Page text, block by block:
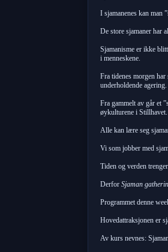
I sjamanenes kan man
De store sjamaner har
Sjamanisme er ikke
i menneskene.
Fra tidenes morgen
underholdende agering.
Fra gammelt av går et
øykulturene i
Alle kan lære seg
Vi som jobber med
Tiden og verden
Derfor Sjaman
Programmet denne
Hovedattraksjonen er
Av kurs nevnes: